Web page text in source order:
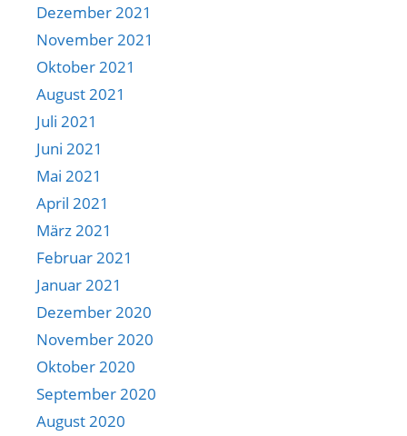
Dezember 2021
November 2021
Oktober 2021
August 2021
Juli 2021
Juni 2021
Mai 2021
April 2021
März 2021
Februar 2021
Januar 2021
Dezember 2020
November 2020
Oktober 2020
September 2020
August 2020